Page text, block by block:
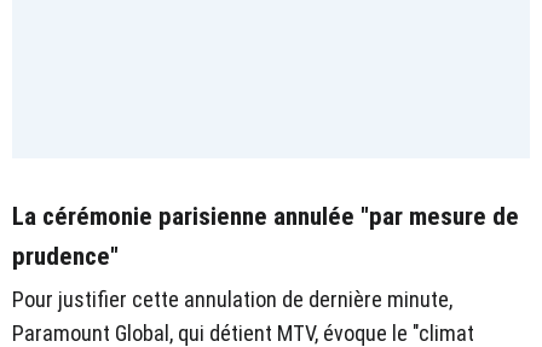
La cérémonie parisienne annulée "par mesure de
prudence"
Pour justifier cette annulation de dernière minute,
Paramount Global, qui détient MTV, évoque le "climat